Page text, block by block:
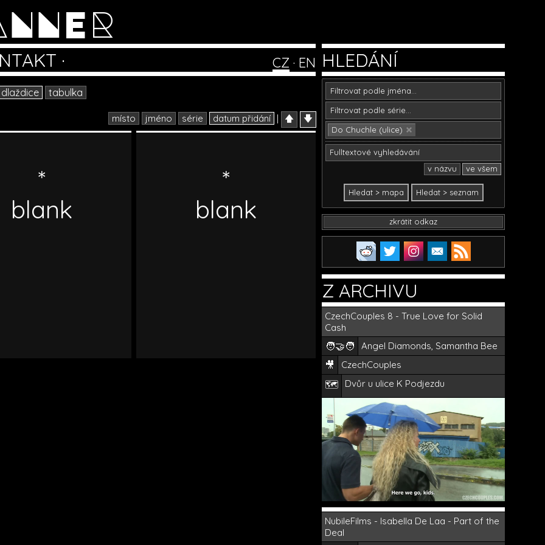
· CZ · EN
dlaždice tabulka
místo jméno série datum přidání | 🡅 🡇
*
blank
*
blank
HLEDÁNÍ
Do Chuchle (ulice)
v názvu ve všem
zkrátit odkaz
Z ARCHIVU
CzechCouples 8 - True Love for Solid
Cash
🧑‍🤝‍🧑 Angel Diamonds, Samantha Bee
🎥 CzechCouples
🗺️ Dvůr u ulice K Podjezdu
NubileFilms - Isabella De Laa - Part of the
Deal